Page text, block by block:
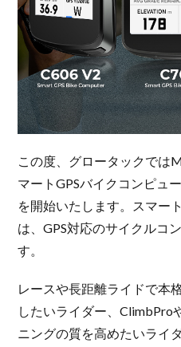
この度、グロータックでは
マートGPSバイクコンピュ
を開始いたします。スマー
は、GPS対応のサイクルコ
す。
レースや長距離ライドで本
したいライダー、ClimbPro
ニングの質を高めたいライ